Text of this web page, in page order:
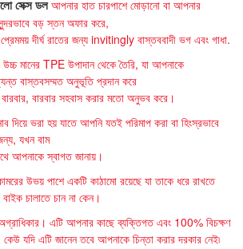
সেক্স ডলআপনার হাত চারপাশে মোড়ানো বা আপনার
বড় স্তন অফার করে,
দীর্ঘ রাতের জন্য invitingly বাস্তববাদী ভগ এবং গাধা.
মানের TPE উপাদান থেকে তৈরি, যা আপনাকে
বাস্তবসম্মত অনুভূতি প্রদান করে
বারবার, বারবার সহবাস করার মতো অনুভব করে।
দিয়ে ভরা হয় যাতে আপনি যতই পরিমাপ করা বা হিংস্রভাবে
যখন বাম
আপনাকে স্বাগত জানায়।
উভয় পাশে একটি কাঠামো রয়েছে যা তাকে ধরে রাখতে
চালাতে চান না কেন।
এটি আপনার কাছে ব্যক্তিগত এবং 100% বিচক্ষণ
কেউ যদি এটি জানেন তবে আপনাকে চিন্তা করার দরকার নেই৷